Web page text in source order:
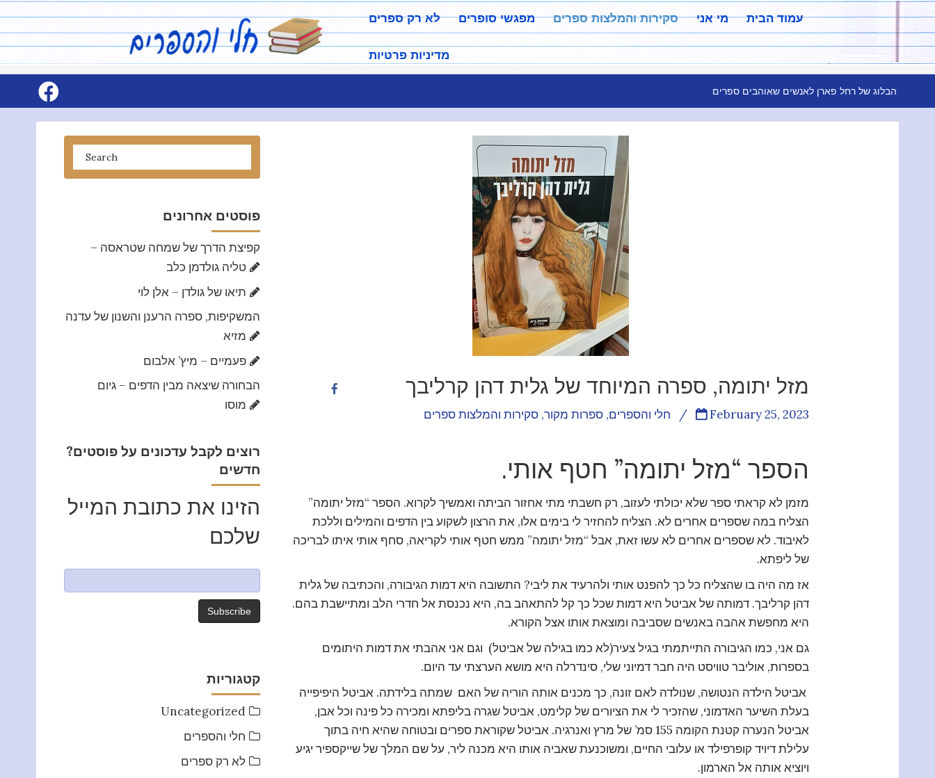
לא רק ספרים מפגשי סופרים סקירות והמלצות ספרים מי אני עמוד הבית
מדיניות פרטיות
הבלוג של רחל פארן לאנשים שאוהבים ספרים
פוסטים אחרונים
קפיצת הדרך של שמחה שטראסה –
טליה גולדמן כלב
תיאו של גולדן – אלן לוי
המשקיפות, ספרה הרענן והשנון של עדנה
מזיא
פעמיים – מיץ’ אלבום
הבחורה שיצאה מבין הדפים – גיום
מוסו
?רוצים לקבל עדכונים על פוסטים
חדשים
הזינו את כתובת המייל
שלכם
קטגוריות
Uncategorized
חלי והספרים
לא רק ספרים
מזל יתומה, ספרה המיוחד של גלית דהן קרליבך
חלי והספרים, ספרות מקור, סקירות והמלצות ספרים / February 25, 2023
הספר “מזל יתומה” חטף אותי.
מזמן לא קראתי ספר שלא יכולתי לעזוב, רק חשבתי מתי אחזור הביתה ואמשיך לקרוא. הספר “מזל יתומה”
הצליח במה שספרים אחרים לא. הצליח להחזיר לי בימים אלו, את הרצון לשקוע בין הדפים והמילים וללכת
לאיבוד. לא שספרים אחרים לא עשו זאת, אבל “מזל יתומה” ממש חטף אותי לקריאה, סחף אותי איתו לבריכה
של ליפתא.
אז מה היה בו שהצליח כל כך להפנט אותי ולהרעיד את ליבי? התשובה היא דמות הגיבורה, והכתיבה של גלית
דהן קרליבך. דמותה של אביטל היא דמות שכל כך קל להתאהב בה, היא נכנסת אל חדרי הלב ומתיישבת בהם.
היא מחפשת אהבה באנשים שסביבה ומוצאת אותו אצל הקורא.
גם אני, כמו הגיבורה התייתמתי בגיל צעיר(לא כמו בגילה של אביטל) וגם אני אהבתי את דמות היתומים
בספרות, אוליבר טוויסט היה חבר דמיוני שלי, סינדרלה היא מושא הערצתי עד היום.
אביטל הילדה הנטושה, שנולדה לאם זונה, כך מכנים אותה הוריה של האם שמתה בלידתה. אביטל היפיפייה
בעלת השיער האדמוני, שהזכיר לי את הציורים של קלימט, אביטל שגרה בליפתא ומכירה כל פינה וכל אבן,
אביטל הנערה קטנת הקומה 155 סמ’ של מרץ ואנרגיה. אביטל שקוראת ספרים ובטוחה שהיא חיה בתוך
עלילת דיויד קופרפילד או עלובי החיים, ומשוכנעת שאביה אותו היא מכנה ליר, על שם המלך של שייקספיר יגיע
ויוציא אותה אל הארמון.